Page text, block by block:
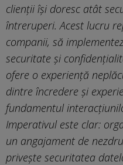
clienții își doresc atât
întreruperi. Acest lucru
companii, să
securitate și
ofere o experiență
dintre încredere și
fundamentul
Imperativul este clar:
un angajament de
privește securitatea